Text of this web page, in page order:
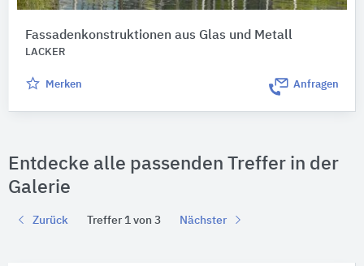
Fassadenkonstruktionen aus Glas und Metall
LACKER
Merken Anfragen
Entdecke alle passenden Treffer in der
Galerie
Zurück Treffer 1 von 3 Nächster